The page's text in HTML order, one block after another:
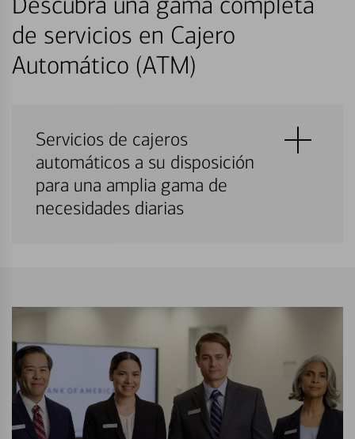
de servicios en Cajero
Automático (ATM)
Servicios de cajeros
automáticos a su disposición
para una amplia gama de
necesidades diarias